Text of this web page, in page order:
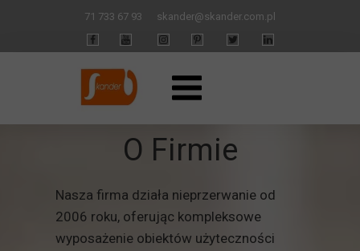
71 733 67 93 skander@skander.com.pl
O Firmie
Nasza firma działa nieprzerwanie od
2006 roku, oferując kompleksowe
wyposażenie obiektów użyteczności